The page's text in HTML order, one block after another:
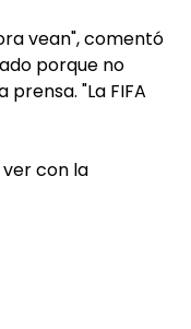
vean", comentó
porque no
"La FIFA
ver con la